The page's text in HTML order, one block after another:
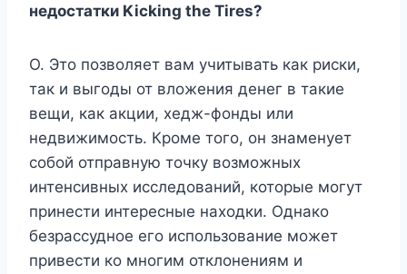
недостатки Kicking the Tires?
О. Это позволяет вам учитывать как риски,
так и выгоды от вложения денег в такие
вещи, как акции, хедж-фонды или
недвижимость. Кроме того, он знаменует
собой отправную точку возможных
интенсивных исследований, которые могут
принести интересные находки. Однако
безрассудное его использование может
привести ко многим отклонениям и